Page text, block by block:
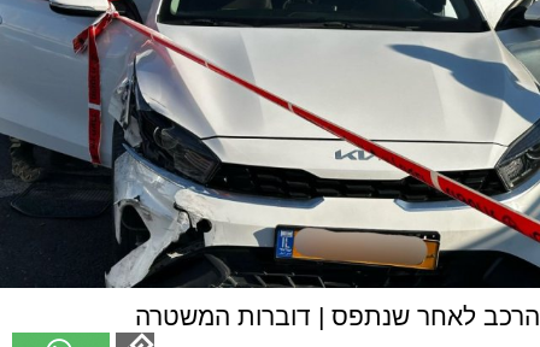
הרכב לאחר שנתפס | דוברות המשטרה